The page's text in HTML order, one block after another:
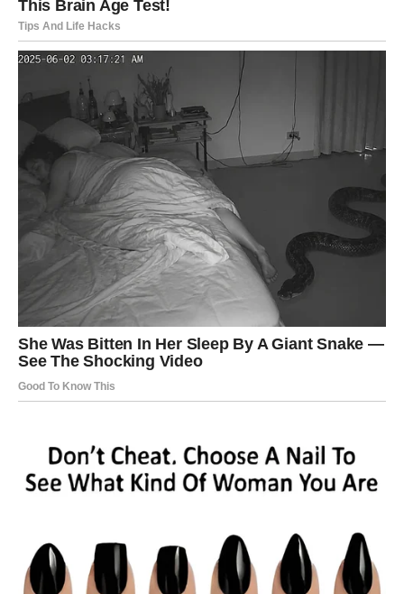
Oni koji su u vezi prolazit će kroz vrlo intenzivan period.
Razgovori koji su dugo odgađani sada će postati
neizbježni. Iako će u jednom trenutku djelovati kao da
emocije izmiču kontroli, upravo iskrenost može spasiti
odnos i učiniti ga još jačim.
Slobodni Blizanci mogli bi upoznati osobu koja će ih
osvojiti već pri prvom susretu. Privlačnost će biti snažna i
obostrana, a mnogi će imati osjećaj kao da tu osobu
poznaju mnogo duže nego što je to zaista slučaj.
Na poslu će vas emocije također pratiti. Moguće je da
ćete postati osjetljiviji na kritike ili ćete konačno odlučiti
promijeniti okruženje koje vas više ne ispunjava.
Najvažnije je da ne donosite ishitrene odluke u trenutku
kada vas preplave osjećaji. Dajte sebi vremena da
VAGA – GUBITAK KONTROLE
OTVARA PUT VELIKIM
Vage su poznate po tome što uvijek pokušavaju održati